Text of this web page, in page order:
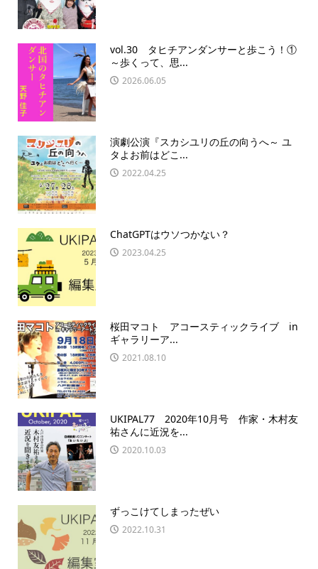
vol.30 タヒチアンダンサーと歩こう！①
～歩くって、思...
2026.06.05
演劇公演『スカシユリの丘の向うへ～ ユ
タよお前はどこ...
2022.04.25
ChatGPTはウソつかない？
2023.04.25
桜田マコト アコースティックライブ in
ギャラリーア...
2021.08.10
UKIPAL77 2020年10月号 作家・木村友
祐さんに近況を...
2020.10.03
ずっこけてしまったぜい
2022.10.31